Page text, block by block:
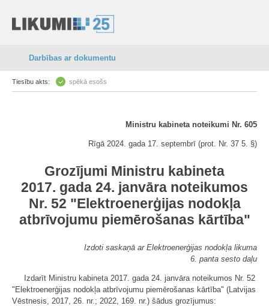
Darbības ar dokumentu
Tiesību akts: spēkā esošs
Ministru kabineta noteikumi Nr. 605
Rīgā 2024. gada 17. septembrī (prot. Nr. 37 5. §)
Grozījumi Ministru kabineta
2017. gada 24. janvāra noteikumos
Nr. 52 "Elektroenerģijas nodokļa
atbrīvojumu piemērošanas kārtība"
Izdoti saskaņā ar Elektroenerģijas nodokļa likuma
6. panta sesto daļu
Izdarīt Ministru kabineta 2017. gada 24. janvāra noteikumos Nr. 52
"Elektroenerģijas nodokļa atbrīvojumu piemērošanas kārtība" (Latvijas
Vēstnesis, 2017, 26. nr.; 2022, 169. nr.) šādus grozījumus: